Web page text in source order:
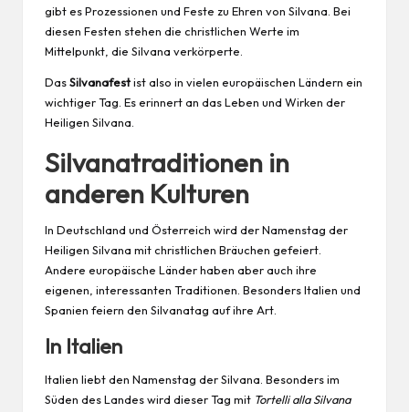
gibt es Prozessionen und Feste zu Ehren von Silvana. Bei
diesen Festen stehen die christlichen Werte im
Mittelpunkt, die Silvana verkörperte.
DasSilvanafestist also in vielen europäischen Ländern ein
wichtiger Tag. Es erinnert an das Leben und Wirken der
Heiligen Silvana.
Silvanatraditionen in
anderen Kulturen
In Deutschland und Österreich wird der Namenstag der
Heiligen Silvana mit christlichen Bräuchen gefeiert.
Andere europäische Länder haben aber auch ihre
eigenen, interessanten Traditionen. BesondersItalien und
Spanien feiern den Silvanatag auf ihre Art.
In Italien
Italien liebt den Namenstag der Silvana. Besonders im
Süden des Landes wird dieser Tag mit Tortelli alla Silvana